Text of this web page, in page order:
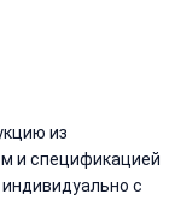
из
и спецификацией
с